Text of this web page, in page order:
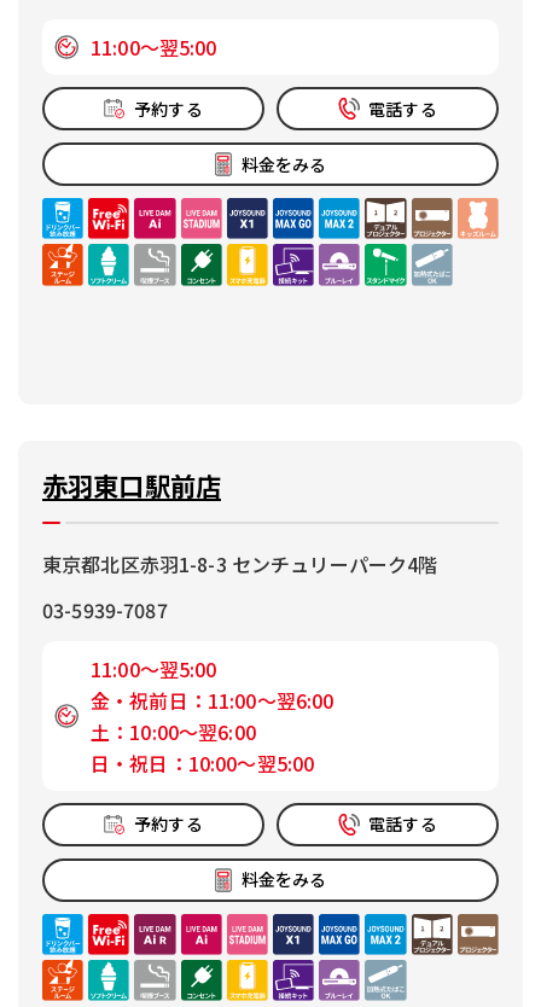
11:00～翌5:00
予約する 電話する
料金をみる
赤羽東口駅前店
東京都北区赤羽1-8-3 センチュリーパーク4階
03-5939-7087
11:00～翌5:00
金・祝前日：11:00～翌6:00
土：10:00～翌6:00
日・祝日：10:00～翌5:00
予約する 電話する
料金をみる